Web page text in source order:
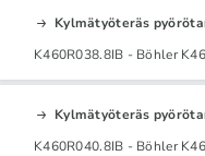
Kylmätyöteräs
K460R038.8IB - Böhler
Kylmätyöteräs
K460R040.8IB - Böhler